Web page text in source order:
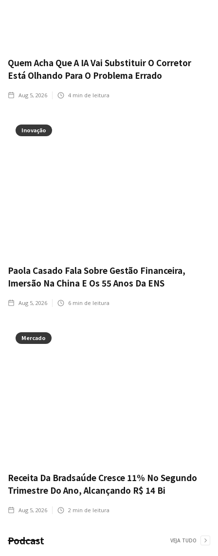
Quem Acha Que A IA Vai Substituir O Corretor
Está Olhando Para O Problema Errado
Aug 5, 2026 4 min de leitura
Inovação
Paola Casado Fala Sobre Gestão Financeira,
Imersão Na China E Os 55 Anos Da ENS
Aug 5, 2026 6 min de leitura
Mercado
Receita Da Bradsaúde Cresce 11% No Segundo
Trimestre Do Ano, Alcançando R$ 14 Bi
Aug 5, 2026 2 min de leitura
Podcast VEJA TUDO